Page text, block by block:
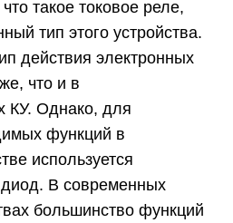
такое токовое реле,
тип этого устройства.
действия электронных
что и в
КУ. Однако, для
функций в
используется
В современных
большинство функций